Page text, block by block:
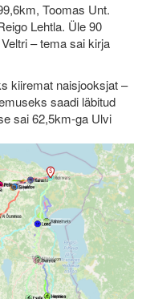
Toomas Unt.
Lehtla. Üle 90
– tema sai kirja
kiiremat naisjooksjat –
saadi läbitud
sai 62,5km-ga Ulvi